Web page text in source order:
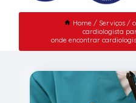
Home Serviços
cardiologista
onde encontrar